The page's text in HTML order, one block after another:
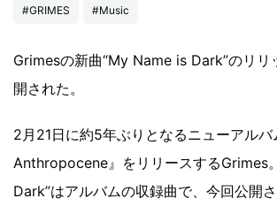
#GRIMES #Music
Grimesの新曲“My Name is Dark”のリリ
開された。
2月21日に約5年ぶりとなるニューアル
Anthropocene』をリリースするGrimes
Dark”はアルバムの収録曲で、今回公開